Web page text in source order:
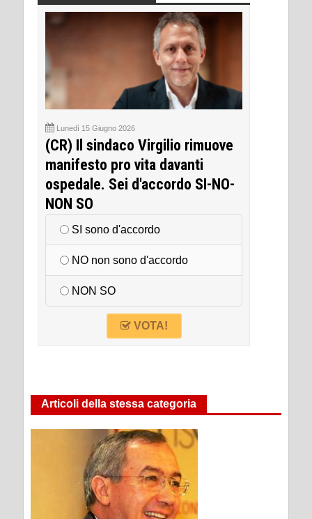
Lunedì 15 Giugno 2026
(CR) Il sindaco Virgilio rimuove
manifesto pro vita davanti
ospedale. Sei d'accordo SI-NO-
NON SO
SI sono d'accordo
NO non sono d'accordo
NON SO
VOTA!
Articoli della stessa categoria